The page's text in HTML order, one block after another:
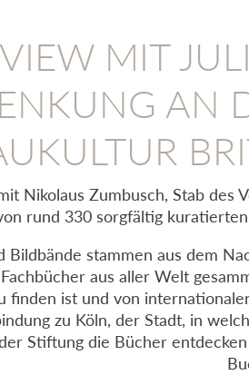
MIT
AN
Nikolaus Zumbusch, Stab des
rund 330 sorgfältig
Bildbände stammen aus dem
aus aller Welt
finden ist und von
zu Köln, der Stadt, in
Stiftung die Bücher